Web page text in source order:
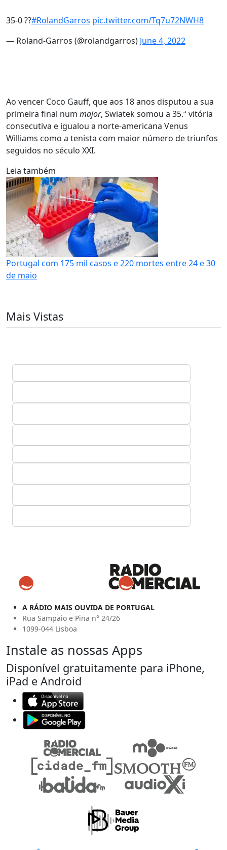
35-0 ??#RolandGarros pic.twitter.com/Tq7u72NWH8
— Roland-Garros (@rolandgarros) June 4, 2022
Ao vencer Coco Gauff, que aos 18 anos disputou a sua
primeira final num major, Swiatek somou a 35.ª vitória
consecutiva e igualou a norte-americana Venus
Williams como a tenista com maior número de triunfos
seguidos no século XXI.
Leia também
Portugal com 175 mil casos e 220 mortes entre 24 e 30
de maio
Mais Vistas
A RÁDIO MAIS OUVIDA DE PORTUGAL
Rua Sampaio e Pina n° 24/26
1099-044 Lisboa
Instale as nossas Apps
Disponível gratuitamente para iPhone,
iPad e Android